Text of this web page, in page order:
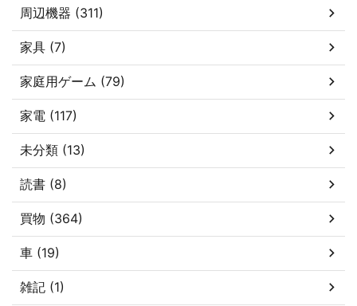
周辺機器 (311)
家具 (7)
家庭用ゲーム (79)
家電 (117)
未分類 (13)
読書 (8)
買物 (364)
車 (19)
雑記 (1)